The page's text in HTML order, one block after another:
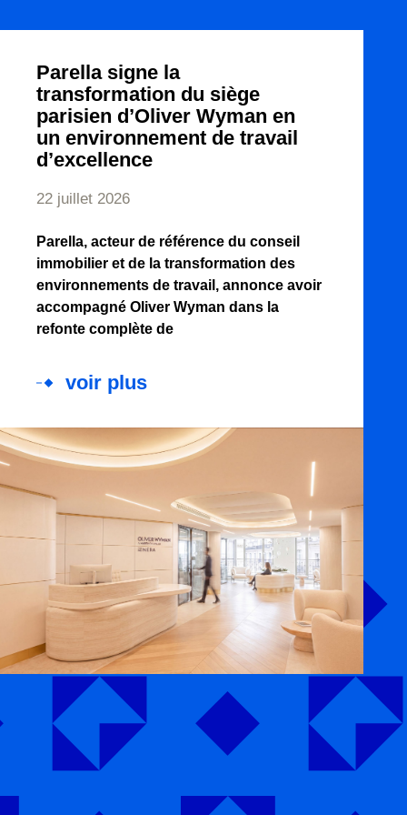
Parella signe la
transformation du siège
parisien d’Oliver Wyman en
un environnement de travail
d’excellence
22 juillet 2026
Parella, acteur de référence du conseil
immobilier et de la transformation des
environnements de travail, annonce avoir
accompagné Oliver Wyman dans la
refonte complète de
voir plus